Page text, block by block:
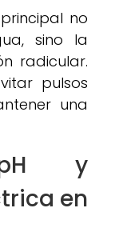
no
sino la
radicular.
pulsos
una
y
en